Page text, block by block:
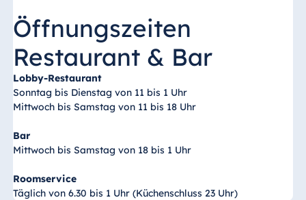
Hotel Magdeburg
Hotel München
Hotel Stuttgart
Seehotel
Timmendorfer
Strand
TitiseeHotel
Titisee-Neustadt
Strandhotel
Travemünde
Öffnungszeiten
Restaurant & Bar
Lobby-Restaurant
Sonntag bis Dienstag von 11 bis 1 Uhr
Mittwoch bis Samstag von 11 bis 18 Uhr
Bar
Mittwoch bis Samstag von 18 bis 1 Uhr
Roomservice
Täglich von 6.30 bis 1 Uhr (Küchenschluss 23 Uhr)